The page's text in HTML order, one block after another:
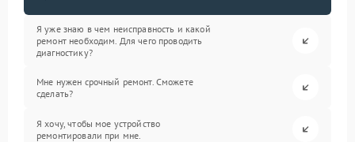
Я уже знаю в чем неисправность и какой
ремонт необходим. Для чего проводить
диагностику?
Мне нужен срочный ремонт. Сможете
сделать?
Я хочу, чтобы мое устройство
ремонтировали при мне.